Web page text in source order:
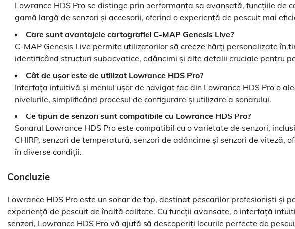
Lowrance HDS Pro se distinge prin performanța sa avansată, funcțiile de
gamă largă de senzori și accesorii, oferind o experiență de pescuit mai
Care sunt avantajele cartografiei C-MAP Genesis Live?
C-MAP Genesis Live permite utilizatorilor să creeze hărți personalizate în
identificând structuri subacvatice, adâncimi și alte detalii cruciale pentru
Cât de ușor este de utilizat Lowrance HDS Pro?
Interfața intuitivă și meniul ușor de navigat fac din Lowrance HDS Pro o
nivelurile, simplificând procesul de configurare și utilizare a sonarului.
Ce tipuri de senzori sunt compatibile cu Lowrance HDS Pro?
Sonarul Lowrance HDS Pro este compatibil cu o varietate de senzori,
CHIRP, senzori de temperatură, senzori de adâncime și senzori de viteză,
în diverse condiții.
Concluzie
Lowrance HDS Pro este un sonar de top, destinat pescarilor profesioniști și
experiență de pescuit de înaltă calitate. Cu funcții avansate, o interfață
senzori, Lowrance HDS Pro vă ajută să descoperiți locurile perfecte de